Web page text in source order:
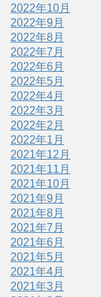
2022年10月
2022年9月
2022年8月
2022年7月
2022年6月
2022年5月
2022年4月
2022年3月
2022年2月
2022年1月
2021年12月
2021年11月
2021年10月
2021年9月
2021年8月
2021年7月
2021年6月
2021年5月
2021年4月
2021年3月